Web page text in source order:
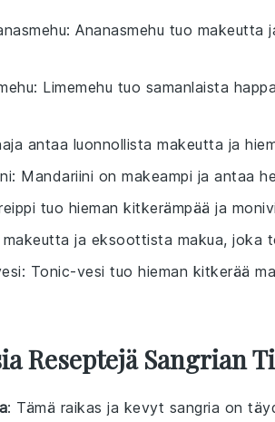
: Ananasmehu tuo makeutta
: Limemehu tuo samanlaista
antaa luonnollista makeutta ja
: Mandariini on makeampi ja antaa
tuo hieman kitkerämpää ja
ja eksoottista makua, joka
: Tonic-vesi tuo hieman kitkerää
Reseptejä Sangrian
: Tämä raikas ja kevyt sangria on